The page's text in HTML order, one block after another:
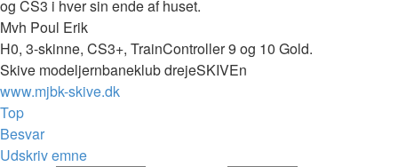
og CS3 i hver sin ende af huset.
Mvh Poul Erik
H0, 3-skinne, CS3+, TrainController 9 og 10 Gold.
Skive modeljernbaneklub drejeSKIVEn
www.mjbk-skive.dk
Top
Besvar
Udskriv emne